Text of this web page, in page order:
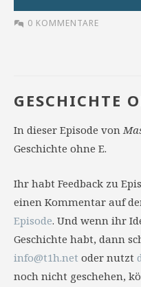
0 KOMMENTARE
GESCHICHTE
In dieser Episode von
Geschichte ohne E.
Ihr habt Feedback zu
einen Kommentar auf
Episode. Und wenn ihr
Geschichte habt, dann
info@t1h.net oder nutzt
noch nicht geschehen,